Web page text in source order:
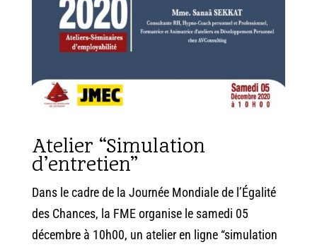
Atelier “Simulation
d’entretien”
Dans le cadre de la Journée Mondiale de l’Égalité
des Chances, la FME organise le samedi 05
décembre à 10h00, un atelier en ligne “simulation